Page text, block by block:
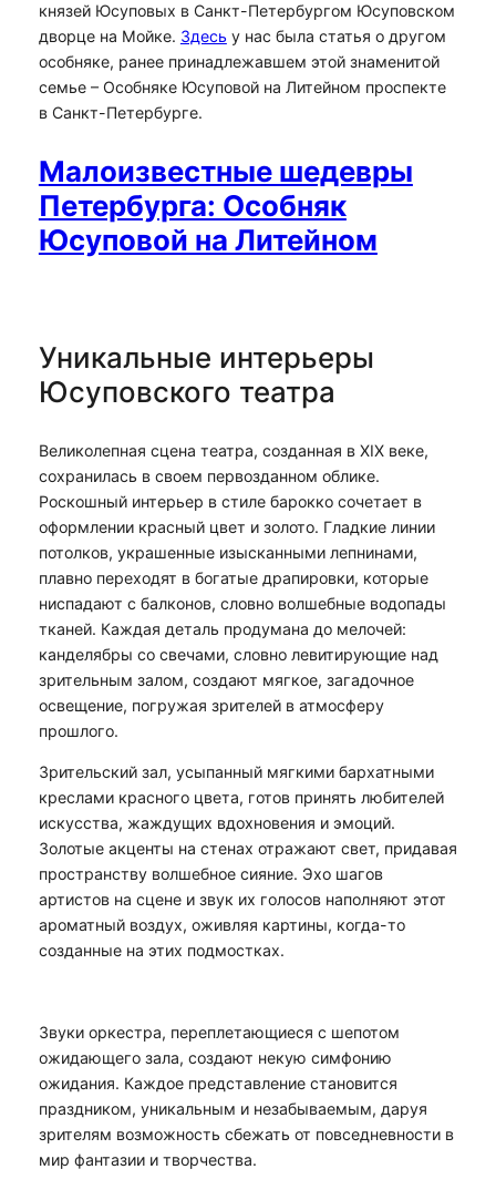
князей Юсуповых в Санкт-Петербургом Юсуповском
дворце на Мойке. Здесь у нас была статья о другом
особняке, ранее принадлежавшем этой знаменитой
семье – Особняке Юсуповой на Литейном проспекте
в Санкт-Петербурге.
Малоизвестные шедевры
Петербурга: Особняк
Юсуповой на Литейном
Уникальные интерьеры
Юсуповского театра
Великолепная сцена театра, созданная в XIX веке,
сохранилась в своем первозданном облике.
Роскошный интерьер в стиле барокко сочетает в
оформлении красный цвет и золото. Гладкие линии
потолков, украшенные изысканными лепнинами,
плавно переходят в богатые драпировки, которые
ниспадают с балконов, словно волшебные водопады
тканей. Каждая деталь продумана до мелочей:
канделябры со свечами, словно левитирующие над
зрительным залом, создают мягкое, загадочное
освещение, погружая зрителей в атмосферу
прошлого.
Зрительский зал, усыпанный мягкими бархатными
креслами красного цвета, готов принять любителей
искусства, жаждущих вдохновения и эмоций.
Золотые акценты на стенах отражают свет, придавая
пространству волшебное сияние. Эхо шагов
артистов на сцене и звук их голосов наполняют этот
ароматный воздух, оживляя картины, когда-то
созданные на этих подмостках.
Звуки оркестра, переплетающиеся с шепотом
ожидающего зала, создают некую симфонию
ожидания. Каждое представление становится
праздником, уникальным и незабываемым, даруя
зрителям возможность сбежать от повседневности в
мир фантазии и творчества.